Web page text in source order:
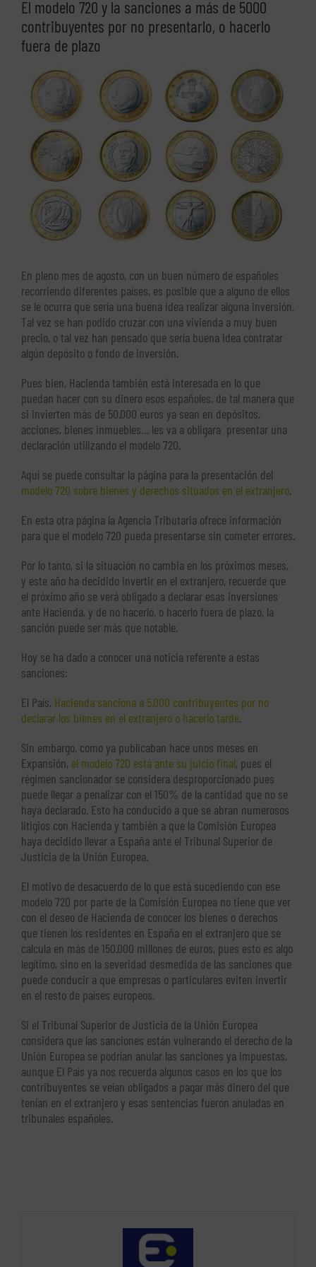
El modelo 720 y la sanciones a más de 5000
contribuyentes por no presentarlo, o hacerlo
fuera de plazo
imagen
más
grande
En pleno mes de agosto, con un buen número de españoles
recorriendo diferentes países, es posible que a alguno de ellos
se le ocurra que sería una buena idea realizar alguna inversión.
Tal vez se han podido cruzar con una vivienda a muy buen
precio, o tal vez han pensado que sería buena idea contratar
algún depósito o fondo de inversión.
Pues bien, Hacienda también está interesada en lo que
puedan hacer con su dinero esos españoles, de tal manera que
si invierten más de 50.000 euros ya sean en depósitos,
acciones, bienes inmuebles… les va a obligara presentar una
declaración utilizando el modelo 720.
Aquí se puede consultar la página para la presentación del
modelo 720 sobre bienes y derechos situados en el extranjero.
En esta otra página la Agencia Tributaria ofrece información
para que el modelo 720 pueda presentarse sin cometer errores.
Por lo tanto, si la situación no cambia en los próximos meses,
y este año ha decidido invertir en el extranjero, recuerde que
el próximo año se verá obligado a declarar esas inversiones
ante Hacienda, y de no hacerlo, o hacerlo fuera de plazo, la
sanción puede ser más que notable.
Hoy se ha dado a conocer una noticia referente a estas
sanciones:
El País, Hacienda sanciona a 5.000 contribuyentes por no
declarar los bienes en el extranjero o hacerlo tarde.
Sin embargo, como ya publicaban hace unos meses en
Expansión, el modelo 720 está ante su juicio final, pues el
régimen sancionador se considera desproporcionado pues
puede llegar a penalizar con el 150% de la cantidad que no se
haya declarado. Esto ha conducido a que se abran numerosos
litigios con Hacienda y también a que la Comisión Europea
haya decidido llevar a España ante el Tribunal Superior de
Justicia de la Unión Europea.
El motivo de desacuerdo de lo que está sucediendo con ese
modelo 720 por parte de la Comisión Europea no tiene que ver
con el deseo de Hacienda de conocer los bienes o derechos
que tienen los residentes en España en el extranjero que se
calcula en más de 150.000 millones de euros, pues esto es algo
legítimo, sino en la severidad desmedida de las sanciones que
puede conducir a que empresas o particulares eviten invertir
en el resto de países europeos.
Si el Tribunal Superior de Justicia de la Unión Europea
considera que las sanciones están vulnerando el derecho de la
Unión Europea se podrían anular las sanciones ya impuestas,
aunque El País ya nos recuerda algunos casos en los que los
contribuyentes se veían obligados a pagar más dinero del que
tenían en el extranjero y esas sentencias fueron anuladas en
tribunales españoles.